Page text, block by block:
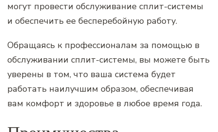
могут провести обслуживание сплит-системы
и обеспечить ее бесперебойную работу.
Обращаясь к профессионалам за помощью в
обслуживании сплит-системы, вы можете быть
уверены в том, что ваша система будет
работать наилучшим образом, обеспечивая
вам комфорт и здоровье в любое время года.